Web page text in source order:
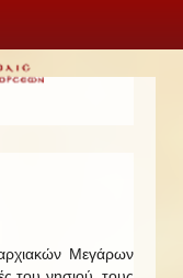
Μεγάρων